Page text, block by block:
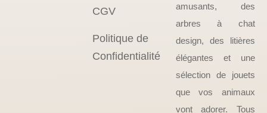
CGV
Politique de
Confidentialité
amusants, des
arbres à chat
design, des litières
élégantes et une
sélection de jouets
que vos animaux
vont adorer. Tous